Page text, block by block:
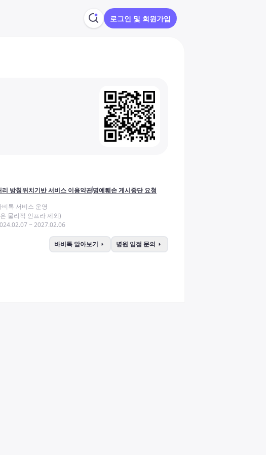
로그인 및 회원가입
방침위치기반 서비스 이용약관명예훼손 게시중단 요청
톡 서비스 운영
물리적 인프라 제외)
~ 2027.02.06
바비톡 알아보기 arrow_right 병원 입점 문의 arrow_right